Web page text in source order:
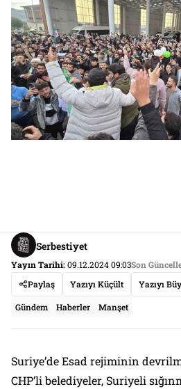
Serbestiyet
Yayın Tarihi:09.12.2024 09:03Son
Paylaş
Yazıyı Küçült Yazıyı
Gündem Haberler Manşet
Suriye’de Esad rejiminin
CHP’li belediyeler, Suriyeli